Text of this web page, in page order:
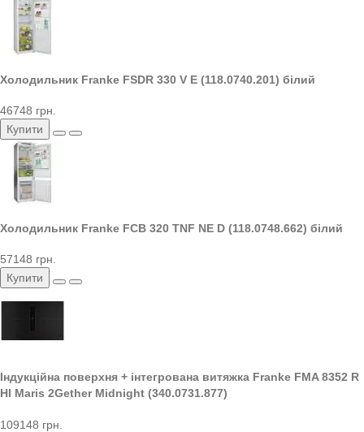
Холодильник Franke FSDR 330 V E (118.0740.201) білий
46748 грн.
Купити
Холодильник Franke FCB 320 TNF NE D (118.0748.662) білий
57148 грн.
Купити
Індукційна поверхня + інтегрована витяжка Franke FMA 8352 R
HI Maris 2Gether Midnight (340.0731.877)
109148 грн.